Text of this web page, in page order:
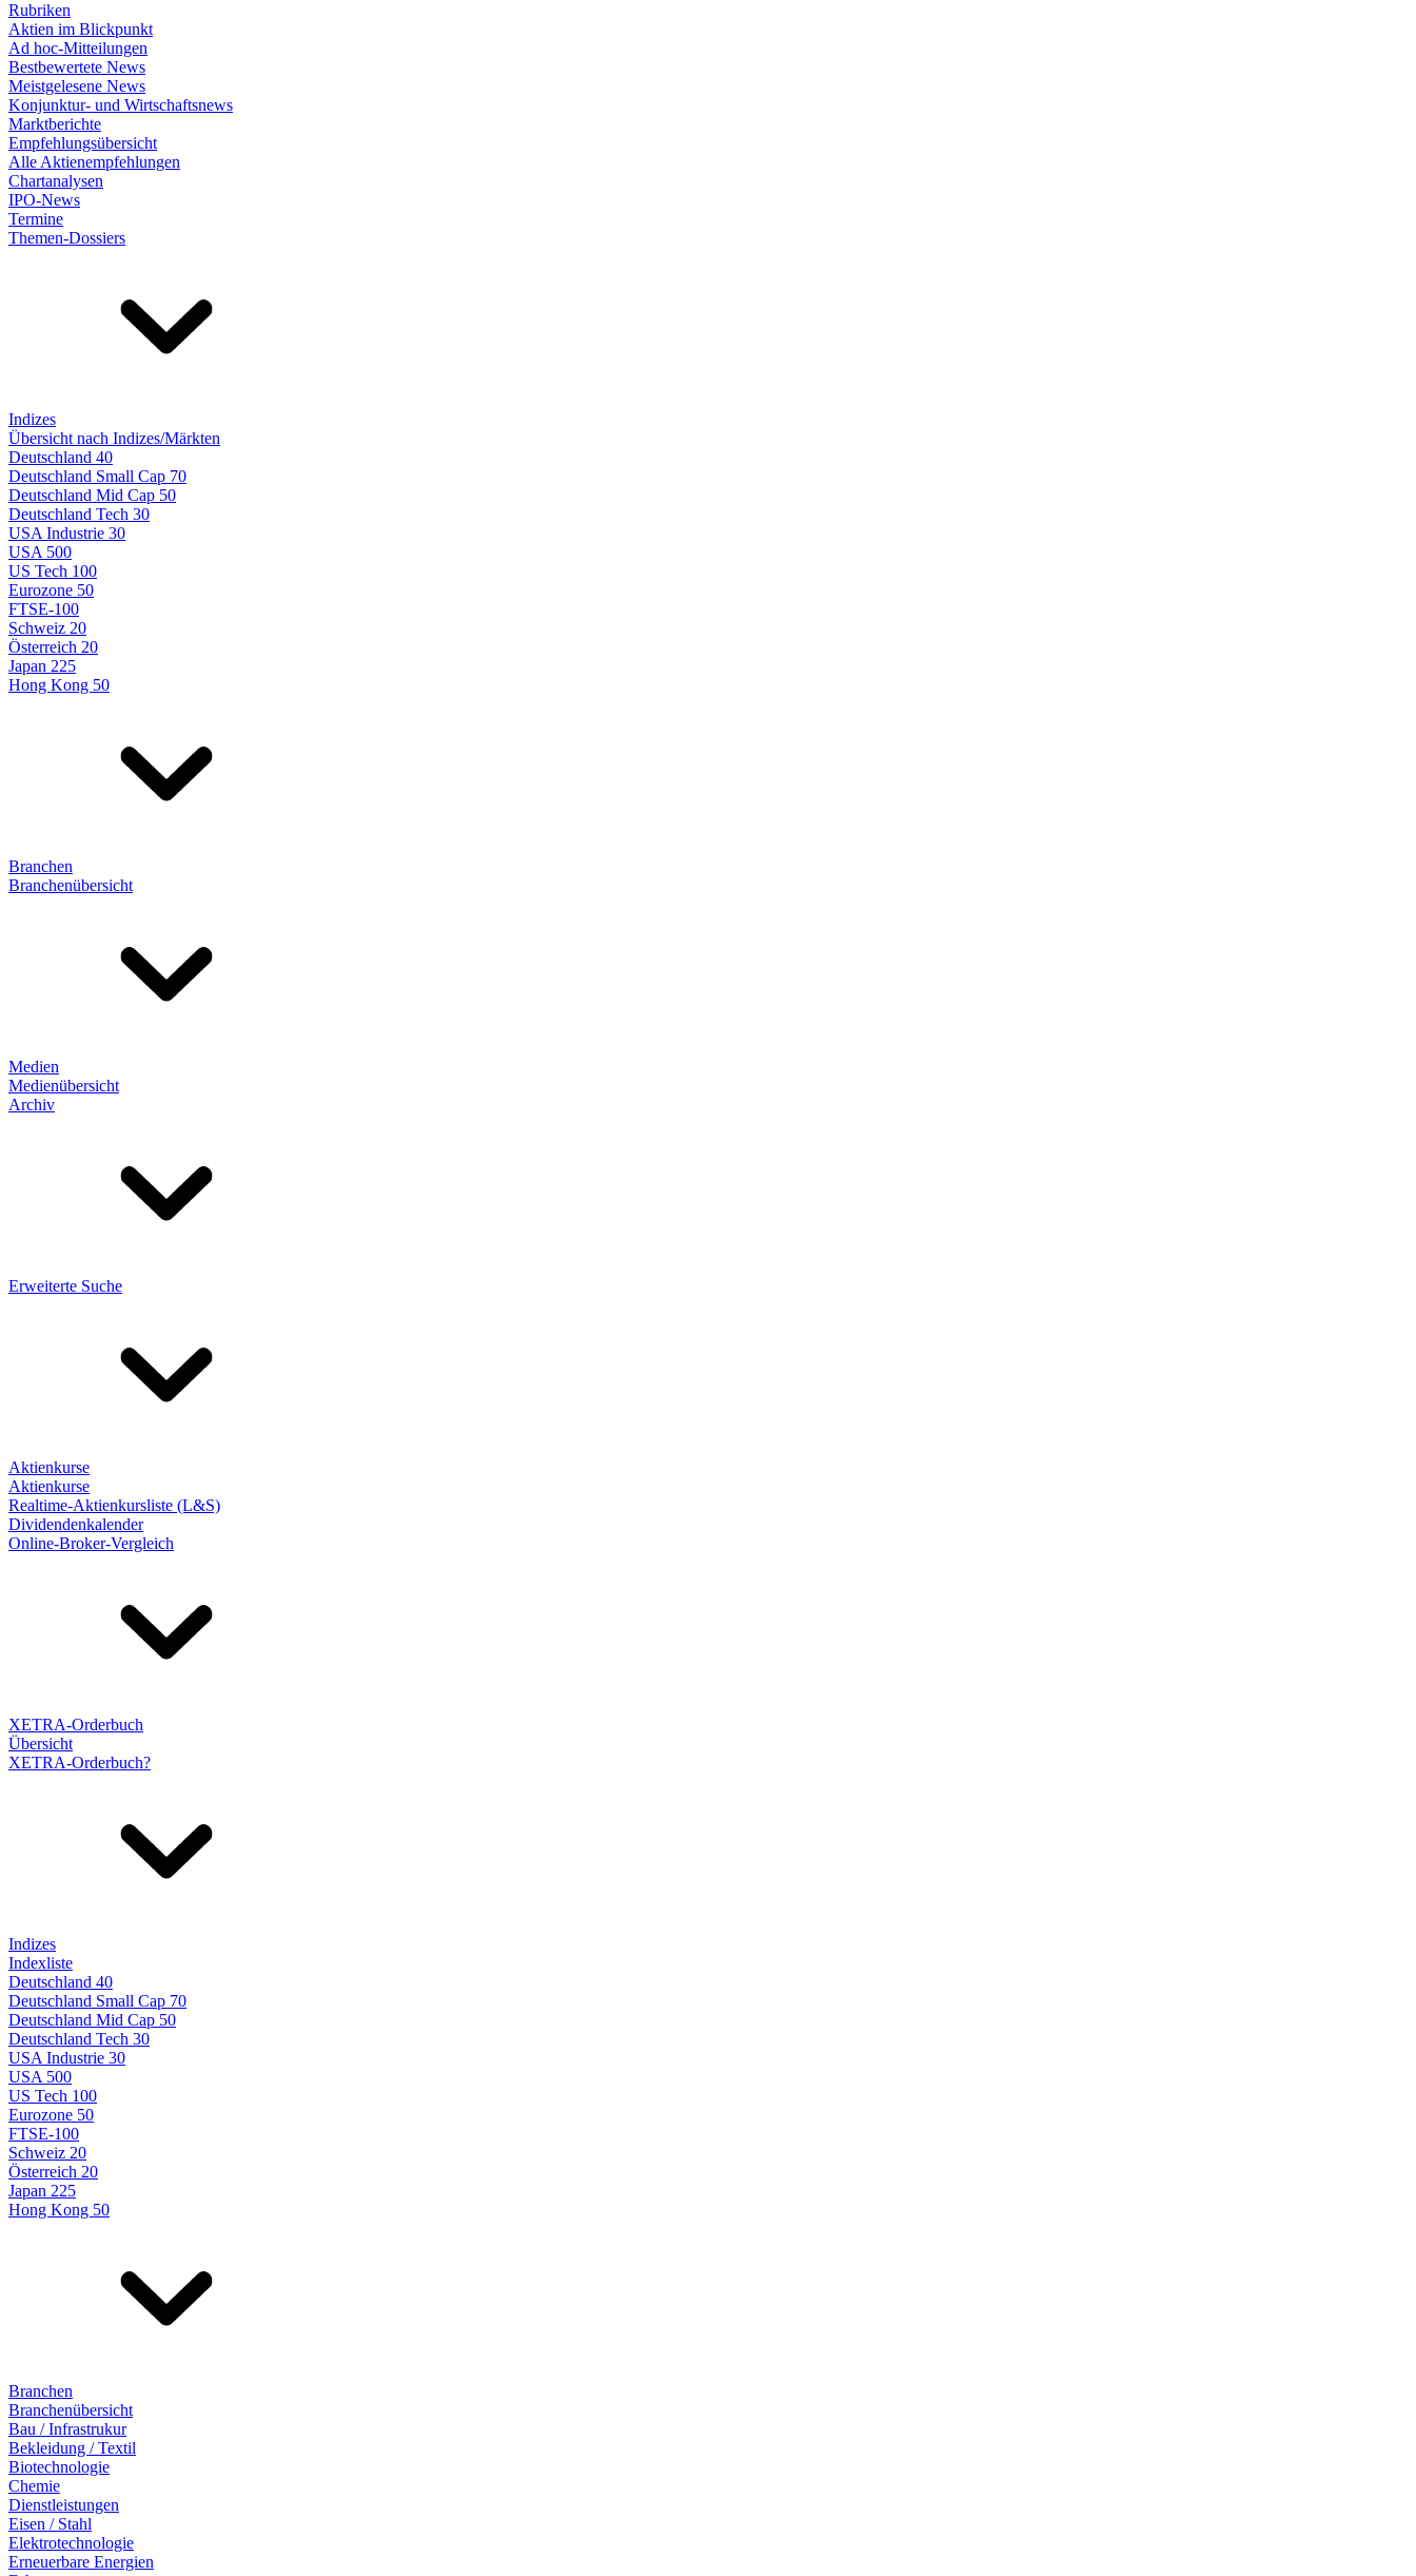
Rubriken
Aktien im Blickpunkt
Ad hoc-Mitteilungen
Bestbewertete News
Meistgelesene News
Konjunktur- und Wirtschaftsnews
Marktberichte
Empfehlungsübersicht
Alle Aktienempfehlungen
Chartanalysen
IPO-News
Termine
Themen-Dossiers
Indizes
Übersicht nach Indizes/Märkten
Deutschland 40
Deutschland Small Cap 70
Deutschland Mid Cap 50
Deutschland Tech 30
USA Industrie 30
USA 500
US Tech 100
Eurozone 50
FTSE-100
Schweiz 20
Österreich 20
Japan 225
Hong Kong 50
Branchen
Branchenübersicht
Medien
Medienübersicht
Archiv
Erweiterte Suche
Aktienkurse
Aktienkurse
Realtime-Aktienkursliste (L&S)
Dividendenkalender
Online-Broker-Vergleich
XETRA-Orderbuch
Übersicht
XETRA-Orderbuch?
Indizes
Indexliste
Deutschland 40
Deutschland Small Cap 70
Deutschland Mid Cap 50
Deutschland Tech 30
USA Industrie 30
USA 500
US Tech 100
Eurozone 50
FTSE-100
Schweiz 20
Österreich 20
Japan 225
Hong Kong 50
Branchen
Branchenübersicht
Bau / Infrastrukur
Bekleidung / Textil
Biotechnologie
Chemie
Dienstleistungen
Eisen / Stahl
Elektrotechnologie
Erneuerbare Energien